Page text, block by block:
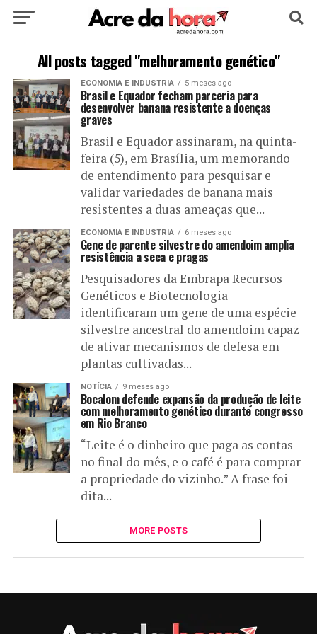
HOME POLÍTICA CULTURA ESPORTE
EDUCAÇÃO NOTÍCIA MUNDO
All posts tagged "melhoramento genético"
ECONOMIA E INDUSTRIA 5 meses ago
Brasil e Equador fecham parceria para
desenvolver banana resistente a doenças
graves
Brasil e Equador assinaram, na quinta-
feira (5), em Brasília, um memorando
de entendimento para pesquisar e
validar variedades de banana mais
resistentes a duas ameaças que...
ECONOMIA E INDUSTRIA 6 meses ago
Gene de parente silvestre do amendoim amplia
resistência a seca e pragas
Pesquisadores da Embrapa Recursos
Genéticos e Biotecnologia
identificaram um gene de uma espécie
silvestre ancestral do amendoim capaz
de ativar mecanismos de defesa em
plantas cultivadas...
NOTÍCIA 9 meses ago
Bocalom defende expansão da produção de leite
com melhoramento genético durante congresso
em Rio Branco
“Leite é o dinheiro que paga as contas
no final do mês, e o café é para comprar
a propriedade do vizinho.” A frase foi
dita...
MORE POSTS